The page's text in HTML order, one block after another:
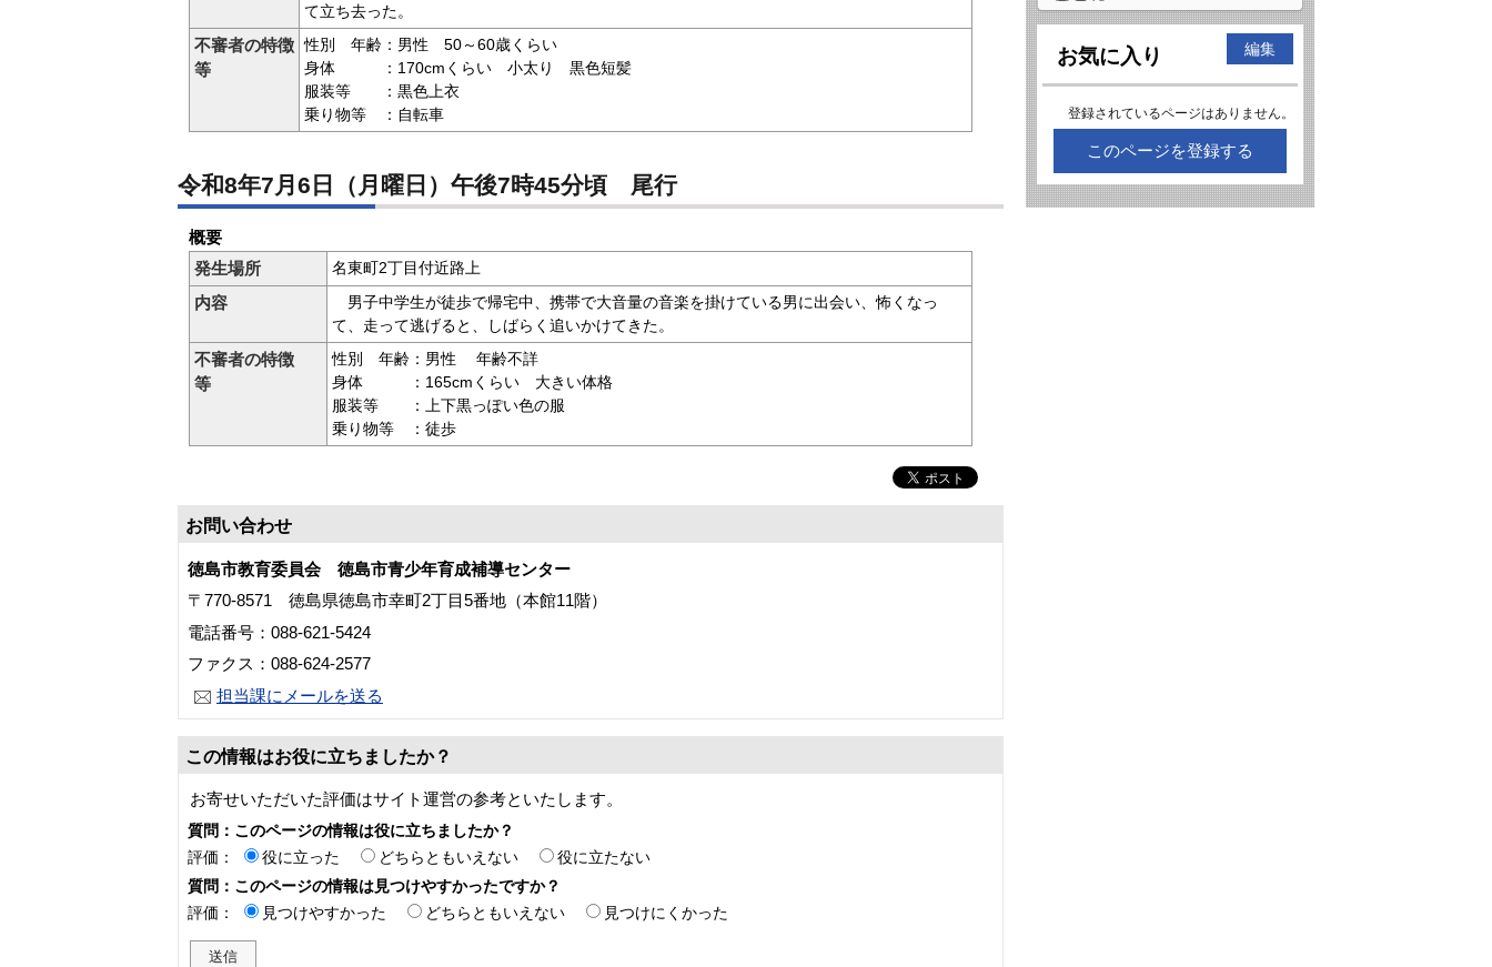
て立ち去った。
不審者の特徴
等
性別 年齢：男性 50～60歳くらい
身体 ：170cmくらい 小太り 黒色短髪
服装等 ：黒色上衣
乗り物等 ：自転車
令和8年7月6日（月曜日）午後7時45分頃 尾行
概要
発生場所
名東町2丁目付近路上
内容
男子中学生が徒歩で帰宅中、携帯で大音量の音楽を掛けている男に出会い、怖くなっ
て、走って逃げると、しばらく追いかけてきた。
不審者の特徴
等
性別 年齢：男性 年齢不詳
身体 ：165cmくらい 大きい体格
服装等 ：上下黒っぽい色の服
乗り物等 ：徒歩
お問い合わせ
徳島市教育委員会 徳島市青少年育成補導センター
〒770-8571 徳島県徳島市幸町2丁目5番地（本館11階）
電話番号：088-621-5424
ファクス：088-624-2577
担当課にメールを送る
この情報はお役に立ちましたか？
お寄せいただいた評価はサイト運営の参考といたします。
質問：このページの情報は役に立ちましたか？
評価：
役に立った どちらともいえない
役に立たない
質問：このページの情報は見つけやすかったですか？
評価：
見つけやすかった どちらともいえない 見つけにくかった
お気に入り 編集
登録されているページはありません。
このページを登録する